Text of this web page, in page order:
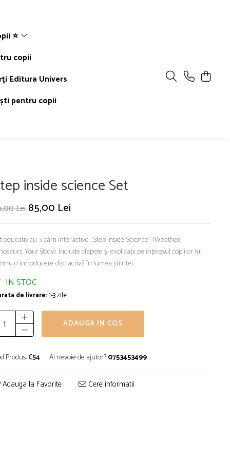
⭐
copii
Editura Univers
pentru copii
inside science Set
Lei 85,00 Lei
educativ cu 3 cărți interactive „Step Inside Science” (Weather,
Your Body). Include clapete și explicații pe înțelesul copiilor 5+,
o introducere distractivă în lumea științei.
IN STOC
de livrare:1-3 zile
ADAUGA IN COS
Produs:C54 Ai nevoie de ajutor?0753453499
Adauga la Favorite Cere informatii